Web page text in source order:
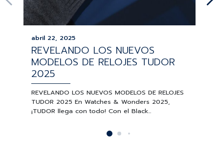
abril 22, 2025
REVELANDO LOS NUEVOS
MODELOS DE RELOJES TUDOR
2025
REVELANDO LOS NUEVOS MODELOS DE RELOJES
TUDOR 2025 En Watches & Wonders 2025,
¡TUDOR llega con todo! Con el Black...